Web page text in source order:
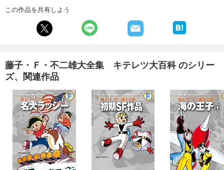
この作品を共有しよう
藤子・Ｆ・不二雄大全集 キテレツ大百科 のシリー
ズ、関連作品